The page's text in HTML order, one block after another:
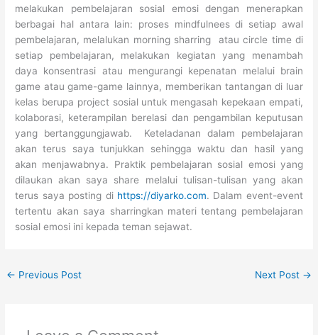
melakukan pembelajaran sosial emosi dengan menerapkan
berbagai hal antara lain: proses mindfulnees di setiap awal
pembelajaran, melalukan morning sharring atau circle time di
setiap pembelajaran, melakukan kegiatan yang menambah
daya konsentrasi atau mengurangi kepenatan melalui brain
game atau game-game lainnya, memberikan tantangan di luar
kelas berupa project sosial untuk mengasah kepekaan empati,
kolaborasi, keterampilan berelasi dan pengambilan keputusan
yang bertanggungjawab. Keteladanan dalam pembelajaran
akan terus saya tunjukkan sehingga waktu dan hasil yang
akan menjawabnya. Praktik pembelajaran sosial emosi yang
dilaukan akan saya share melalui tulisan-tulisan yang akan
terus saya posting di https://diyarko.com. Dalam event-event
tertentu akan saya sharringkan materi tentang pembelajaran
sosial emosi ini kepada teman sejawat.
← Previous Post Next Post →